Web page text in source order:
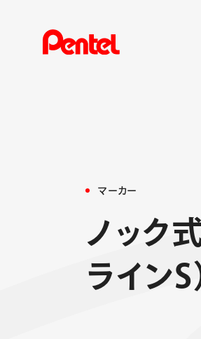
マ ーカー
ノ ック
ラインS